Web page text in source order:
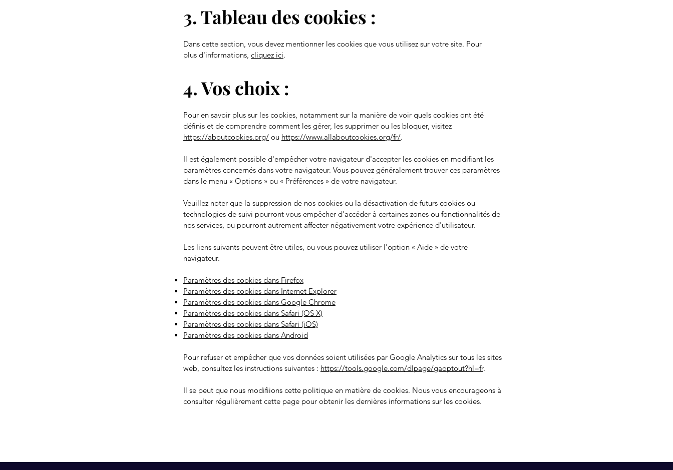
3. Tableau des cookies :
Dans cette section, vous devez mentionner les cookies que vous utilisez sur votre site. Pour
plus d'informations, cliquez ici.
4. Vos choix :
Pour en savoir plus sur les cookies, notamment sur la manière de voir quels cookies ont été
définis et de comprendre comment les gérer, les supprimer ou les bloquer, visitez
https://aboutcookies.org/ ou https://www.allaboutcookies.org/fr/.
Il est également possible d'empêcher votre navigateur d'accepter les cookies en modifiant les
paramètres concernés dans votre navigateur. Vous pouvez généralement trouver ces paramètres
dans le menu « Options » ou « Préférences » de votre navigateur.
Veuillez noter que la suppression de nos cookies ou la désactivation de futurs cookies ou
technologies de suivi pourront vous empêcher d'accéder à certaines zones ou fonctionnalités de
nos services, ou pourront autrement affecter négativement votre expérience d'utilisateur.
Les liens suivants peuvent être utiles, ou vous pouvez utiliser l'option « Aide » de votre
navigateur.
Paramètres des cookies dans Firefox
Paramètres des cookies dans Internet Explorer
Paramètres des cookies dans Google Chrome
Paramètres des cookies dans Safari (OS X)
Paramètres des cookies dans Safari (iOS)
Paramètres des cookies dans Android
Pour refuser et empêcher que vos données soient utilisées par Google Analytics sur tous les sites
web, consultez les instructions suivantes : https://tools.google.com/dlpage/gaoptout?hl=fr.
Il se peut que nous modifiions cette politique en matière de cookies. Nous vous encourageons à
consulter régulièrement cette page pour obtenir les dernières informations sur les cookies.